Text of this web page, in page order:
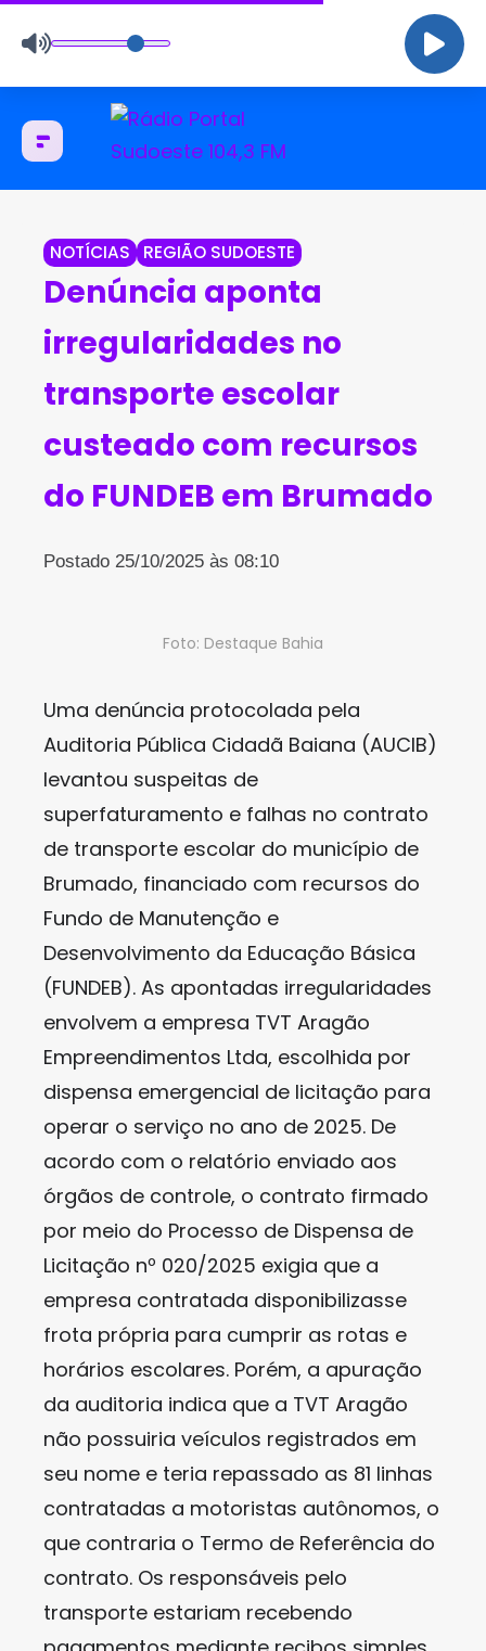
NOTÍCIAS REGIÃO SUDOESTE
Denúncia aponta
irregularidades no
transporte escolar
custeado com recursos
do FUNDEB em Brumado
Postado 25/10/2025 às 08:10
Foto: Destaque Bahia
Uma denúncia protocolada pela
Auditoria Pública Cidadã Baiana (AUCIB)
levantou suspeitas de
superfaturamento e falhas no contrato
de transporte escolar do município de
Brumado, financiado com recursos do
Fundo de Manutenção e
Desenvolvimento da Educação Básica
(FUNDEB). As apontadas irregularidades
envolvem a empresa TVT Aragão
Empreendimentos Ltda, escolhida por
dispensa emergencial de licitação para
operar o serviço no ano de 2025. De
acordo com o relatório enviado aos
órgãos de controle, o contrato firmado
por meio do Processo de Dispensa de
Licitação nº 020/2025 exigia que a
empresa contratada disponibilizasse
frota própria para cumprir as rotas e
horários escolares. Porém, a apuração
da auditoria indica que a TVT Aragão
não possuiria veículos registrados em
seu nome e teria repassado as 81 linhas
contratadas a motoristas autônomos, o
que contraria o Termo de Referência do
contrato. Os responsáveis pelo
transporte estariam recebendo